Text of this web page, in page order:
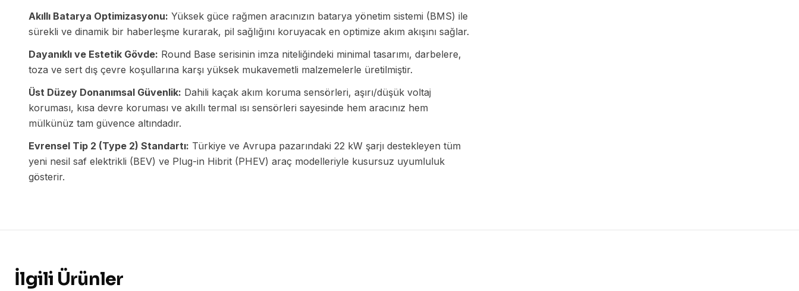
Akıllı Batarya Optimizasyonu: Yüksek güce rağmen aracınızın batarya yönetim sistemi (BMS) ile
sürekli ve dinamik bir haberleşme kurarak, pil sağlığını koruyacak en optimize akım akışını sağlar.
Dayanıklı ve Estetik Gövde: Round Base serisinin imza niteliğindeki minimal tasarımı, darbelere,
toza ve sert dış çevre koşullarına karşı yüksek mukavemetli malzemelerle üretilmiştir.
Üst Düzey Donanımsal Güvenlik: Dahili kaçak akım koruma sensörleri, aşırı/düşük voltaj
koruması, kısa devre koruması ve akıllı termal ısı sensörleri sayesinde hem aracınız hem
mülkünüz tam güvence altındadır.
Evrensel Tip 2 (Type 2) Standartı: Türkiye ve Avrupa pazarındaki 22 kW şarjı destekleyen tüm
yeni nesil saf elektrikli (BEV) ve Plug-in Hibrit (PHEV) araç modelleriyle kusursuz uyumluluk
gösterir.
İlgili Ürünler